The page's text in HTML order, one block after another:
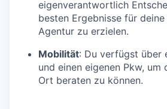
eigenverantwortlich
besten Ergebnisse für
Agentur zu erzielen.
Mobilität: Du verfügst über
und einen eigenen Pkw, um
Ort beraten zu können.